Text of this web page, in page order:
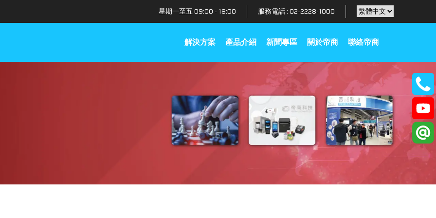
星期一至五 09:00 - 18:00 服務電話 :02-2228-1000
解決方案 產品介紹 新聞專區 關於帝商 聯絡帝商